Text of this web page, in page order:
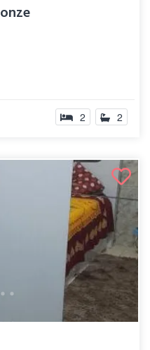
2 2